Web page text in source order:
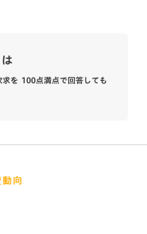
を 100点満点で回答しても
向